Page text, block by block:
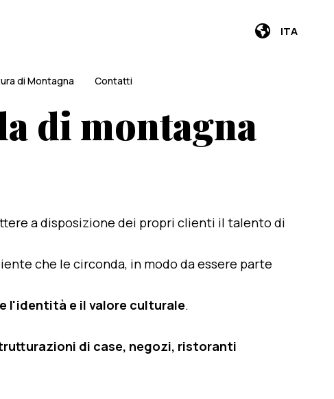
ITA
di Montagna Contatti
di montagna
a disposizione dei propri clienti il talento di
che le circonda, in modo da essere parte
l'identità e il valore culturale.
di case, negozi, ristoranti